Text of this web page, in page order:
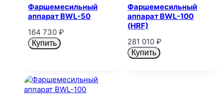
Фаршемесильный
аппарат BWL-50
164 730₽
Купить
Фаршемесильный
аппарат BWL-100
(HRF)
281 010 ₽
Купить